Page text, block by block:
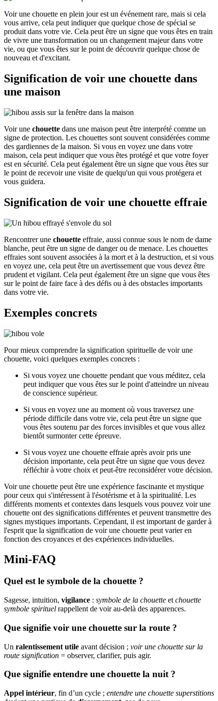
Voir une chouette en plein jour est un événement rare, mais si cela
vous arrive, cela peut indiquer que quelque chose de spécial se
produit dans votre vie. Cela peut être un signe que vous êtes en train
de vivre une transformation ou un changement majeur dans votre
vie, ou que vous êtes sur le point de découvrir quelque chose de
nouveau et d'excitant.
Signification de voir une chouette dans
une maison
Voir une chouette dans une maison peut être interprété comme un
signe de protection. Les chouettes sont souvent considérées comme
des gardiennes de la maison. Si vous en voyez une dans votre
maison, cela peut indiquer que vous êtes protégé et que votre foyer
est en sécurité. Cela peut également être un signe que vous êtes sur
le point de recevoir une visite de quelqu'un qui vous protégera et
vous guidera.
Signification de voir une chouette effraie
Rencontrer une chouette effraie, aussi connue sous le nom de dame
blanche, peut être un signe de danger ou de menace. Les chouettes
effraies sont souvent associées à la mort et à la destruction, et si vous
en voyez une, cela peut être un avertissement que vous devez être
prudent et vigilant. Cela peut également être un signe que vous êtes
sur le point de faire face à des défis ou à des obstacles importants
dans votre vie.
Exemples concrets
Pour mieux comprendre la signification spirituelle de voir une
chouette, voici quelques exemples concrets :
Si vous voyez une chouette pendant que vous méditez, cela
peut indiquer que vous êtes sur le point d'atteindre un niveau
de conscience supérieur.
Si vous en voyez une au moment où vous traversez une
période difficile dans votre vie, cela peut être un signe que
vous êtes soutenu par des forces invisibles et que vous allez
bientôt surmonter cette épreuve.
Si vous voyez une chouette effraie après avoir pris une
décision importante, cela peut être un signe que vous devez
réfléchir à votre choix et peut-être reconsidérer votre décision.
Voir une chouette peut être une expérience fascinante et mystique
pour ceux qui s'intéressent à l'ésotérisme et à la spiritualité. Les
différents moments et contextes dans lesquels vous pouvez voir une
chouette ont des significations différentes et peuvent transmettre des
signes mystiques importants. Cependant, il est important de garder à
l'esprit que la signification de voir une chouette peut varier en
fonction des croyances et des expériences individuelles.
Mini-FAQ
Quel est le symbole de la chouette ?
Sagesse, intuition, vigilance : symbole de la chouette et chouette
symbole spirituel rappellent de voir au-delà des apparences.
Que signifie voir une chouette sur la route ?
Un ralentissement utile avant décision ; voir une chouette sur la
route signification = observer, clarifier, puis agir.
Que signifie entendre une chouette la nuit ?
Appel intérieur, fin d’un cycle ; entendre une chouette superstitions